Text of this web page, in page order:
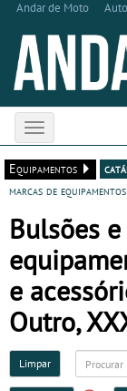
Andar de Moto
Toggle
navigation
Equipamentos
marcas de
Bulsões
e
Outro,
Limpar